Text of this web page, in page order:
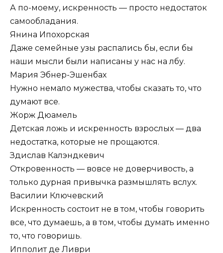
А по-моему, искренность — просто недостаток
самообладания.
Янина Ипохорская
Даже семейные узы распались бы, если бы
наши мысли были написаны у нас на лбу.
Мария Эбнер-Эшенбах
Нужно немало мужества, чтобы сказать то, что
думают все.
Жорж Дюамель
Детская ложь и искренность взрослых — два
недостатка, которые не прощаются.
Здислав Калэндкевич
Откровенность — вовсе не доверчивость, а
только дурная привычка размышлять вслух.
Василии Ключевский
Искренность состоит не в том, чтобы говорить
все, что думаешь, а в том, чтобы думать именно
то, что говоришь.
Ипполит де Ливри